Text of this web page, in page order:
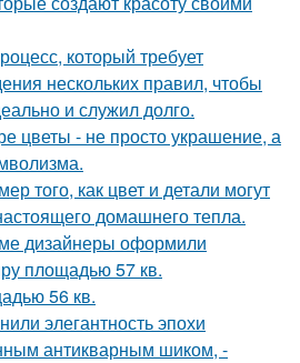
который требует
нескольких правил, чтобы
и служил долго.
цветы - не просто украшение, а
того, как цвет и детали могут
домашнего тепла.
дизайнеры оформили
площадью 57 кв.
56 кв.
элегантность эпохи
антикварным шиком, -